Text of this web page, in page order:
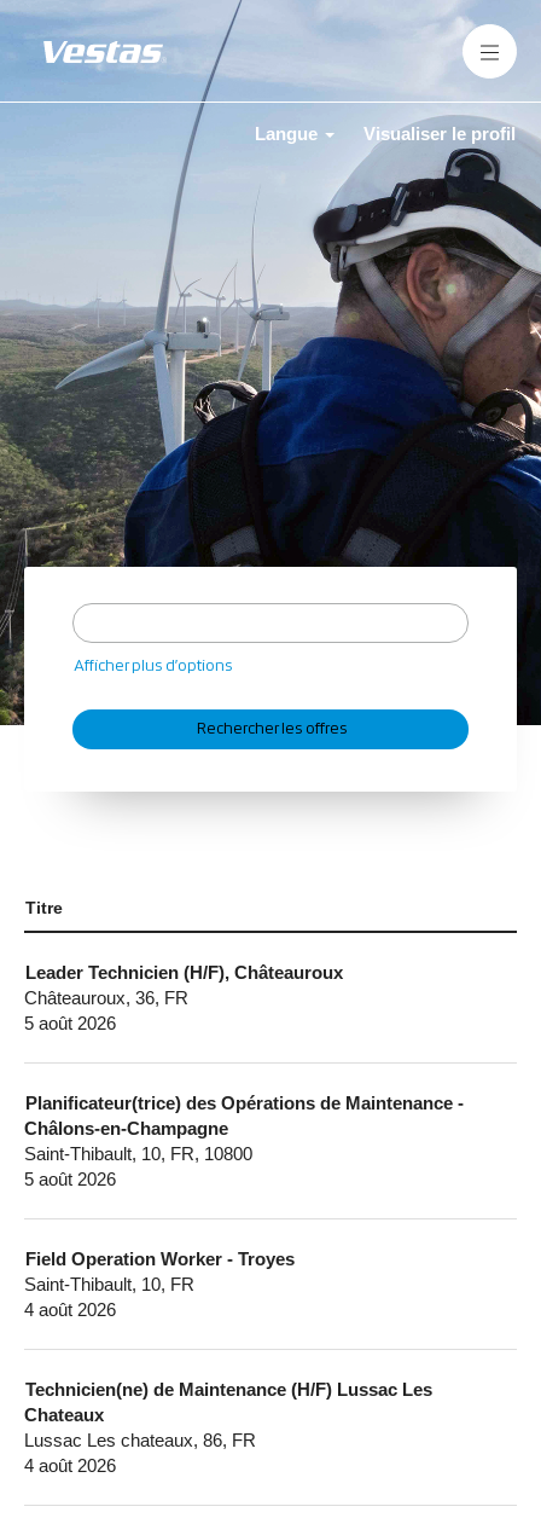
Langue Visualiser le profil
Afficher plus d’options
Titre
Leader Technicien (H/F), Châteauroux
Châteauroux, 36, FR
5 août 2026
Planificateur(trice) des Opérations de Maintenance -
Châlons-en-Champagne
Saint-Thibault, 10, FR, 10800
5 août 2026
Field Operation Worker - Troyes
Saint-Thibault, 10, FR
4 août 2026
Technicien(ne) de Maintenance (H/F) Lussac Les
Chateaux
Lussac Les chateaux, 86, FR
4 août 2026